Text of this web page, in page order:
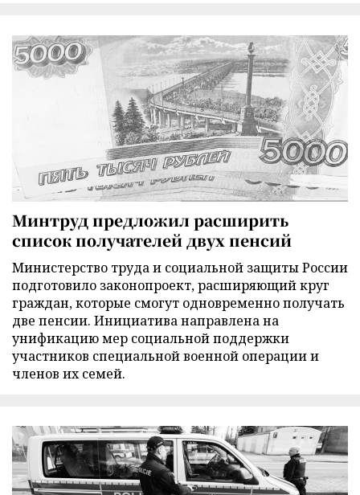
Минтруд предложил расширить
список получателей двух пенсий
Министерство труда и социальной защиты России
подготовило законопроект, расширяющий круг
граждан, которые смогут одновременно получать
две пенсии. Инициатива направлена на
унификацию мер социальной поддержки
участников специальной военной операции и
членов их семей.